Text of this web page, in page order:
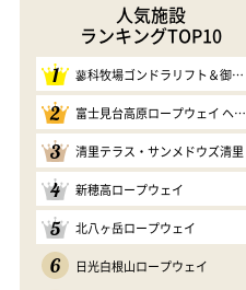
人気施設
ランキングTOP10
1 蓼科牧場ゴンドラリフト＆御泉水自然園
2 富士見台高原ロープウェイ ヘブンスそのはら
3 清里テラス・サンメドウズ清里
4 新穂高ロープウェイ
5 北八ヶ岳ロープウェイ
6 日光白根山ロープウェイ